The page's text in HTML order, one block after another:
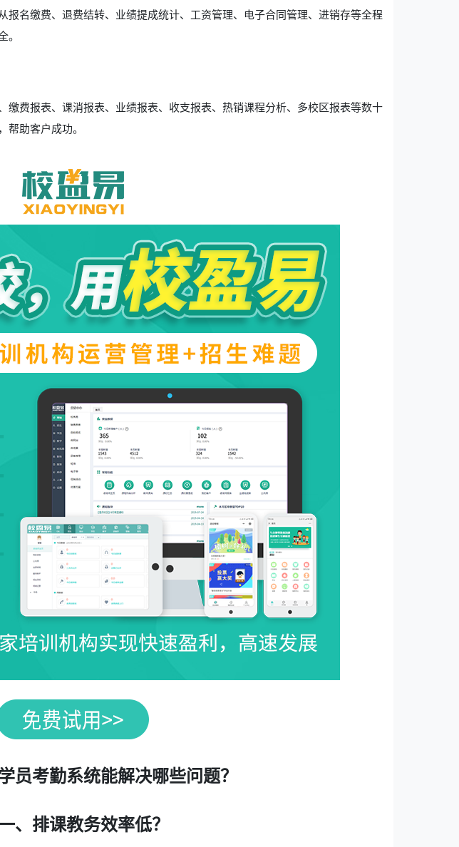
报名缴费、退费结转、业绩提成统计、工资管理、电子合同管理、进销存等全程
。
缴费报表、课消报表、业绩报表、收支报表、热销课程分析、多校区报表等数十
助客户成功。
员考勤系统能解决哪些问题？
、排课教务效率低？